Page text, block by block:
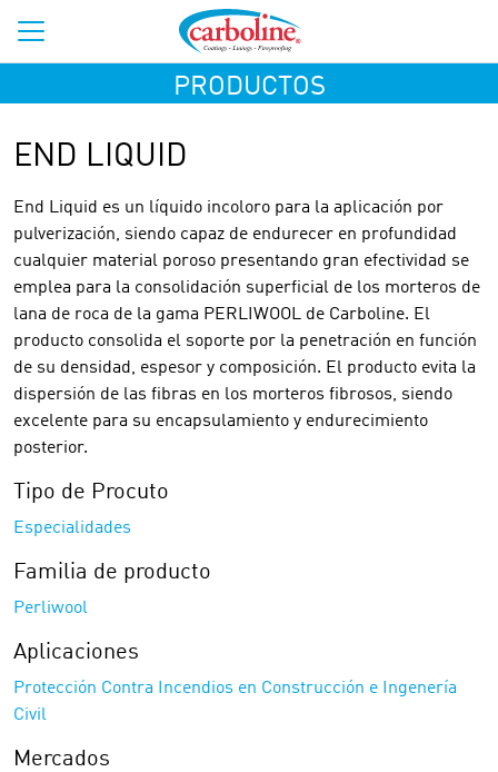
PRODUCTOS
END LIQUID
End Liquid es un líquido incoloro para la aplicación por
pulverización, siendo capaz de endurecer en profundidad
cualquier material poroso presentando gran efectividad se
emplea para la consolidación superficial de los morteros de
lana de roca de la gama PERLIWOOL de Carboline. El
producto consolida el soporte por la penetración en función
de su densidad, espesor y composición. El producto evita la
dispersión de las fibras en los morteros fibrosos, siendo
excelente para su encapsulamiento y endurecimiento
posterior.
Tipo de Procuto
Especialidades
Familia de producto
Perliwool
Aplicaciones
Protección Contra Incendios en Construcción e Ingenería
Civil
Mercados